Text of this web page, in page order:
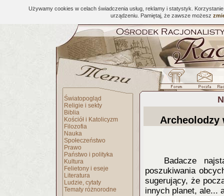
Używamy cookies w celach świadczenia usług, reklamy i statystyk.
urządzeniu. Pamiętaj, że zawsze możesz
Światopogląd
Religie i sekty
Biblia
Kościół i Katolicyzm
Filozofia
Nauka
Społeczeństwo
Prawo
Państwo i polityka
Kultura
Felietony i eseje
Literatura
Ludzie, cytaty
Tematy różnorodne
Archeolodzy
Badacze
poszukiwania
sugerujący, że
innych planet, ale...